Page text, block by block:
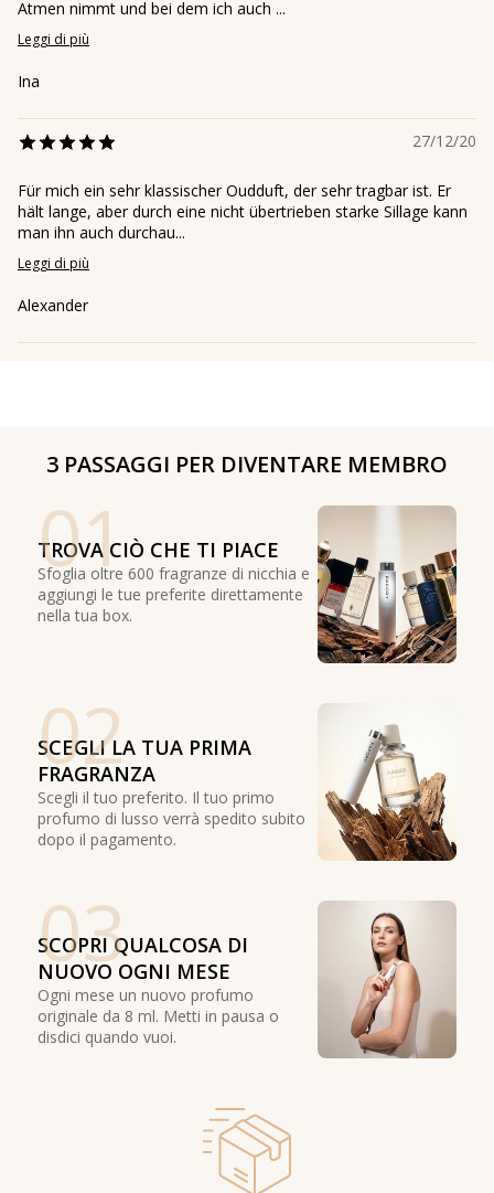
Atmen nimmt und bei dem ich auch ...
Leggi di più
Ina
27/12/20
Für mich ein sehr klassischer Oudduft, der sehr tragbar ist. Er
hält lange, aber durch eine nicht übertrieben starke Sillage kann
man ihn auch durchau...
Leggi di più
Alexander
3 PASSAGGI PER DIVENTARE MEMBRO
01
TROVA CIÒ CHE TI PIACE
Sfoglia oltre 600 fragranze di nicchia e
aggiungi le tue preferite direttamente
nella tua box.
02
SCEGLI LA TUA PRIMA
FRAGRANZA
Scegli il tuo preferito. Il tuo primo
profumo di lusso verrà spedito subito
dopo il pagamento.
03
SCOPRI QUALCOSA DI
NUOVO OGNI MESE
Ogni mese un nuovo profumo
originale da 8 ml. Metti in pausa o
disdici quando vuoi.